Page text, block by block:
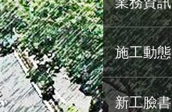
施工動態
新工臉書